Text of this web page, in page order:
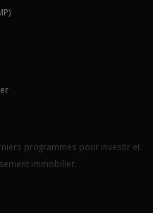
programmes pour investir et
immobilier.